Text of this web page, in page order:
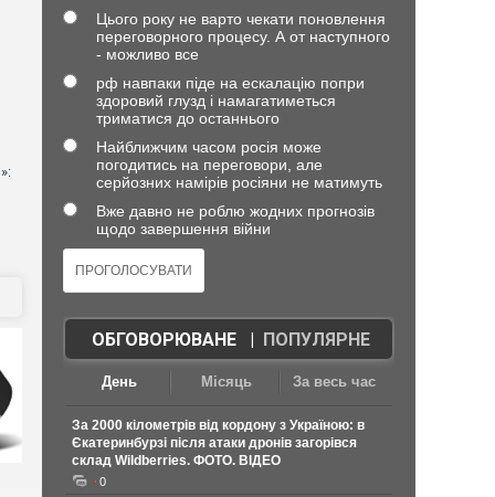
Цього року не варто чекати поновлення
переговорного процесу. А от наступного
- можливо все
рф навпаки піде на ескалацію попри
здоровий глузд і намагатиметься
триматися до останнього
Найближчим часом росія може
погодитись на переговори, але
серйозних намірів росіяни не матимуть
Вже давно не роблю жодних прогнозів
щодо завершення війни
ОБГОВОРЮВАНЕ| ПОПУЛЯРНЕ
День Місяць За весь час
За 2000 кілометрів від кордону з Україною: в
Єкатеринбурзі після атаки дронів загорівся
склад Wildberries. ФОТО. ВІДЕО
0